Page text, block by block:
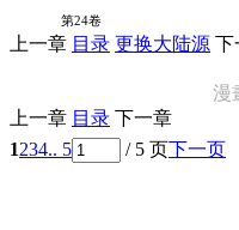
第24卷
上一章 目录 更换大陆源 下
漫
上一章 目录 下一章
1234.. 5 / 5 页下一页